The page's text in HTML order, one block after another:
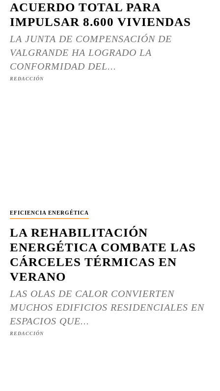
ACUERDO TOTAL PARA
IMPULSAR 8.600 VIVIENDAS
LA JUNTA DE COMPENSACIÓN DE
VALGRANDE HA LOGRADO LA
CONFORMIDAD DEL...
REDACCIÓN
EFICIENCIA ENERGÉTICA
LA REHABILITACIÓN
ENERGÉTICA COMBATE LAS
CÁRCELES TÉRMICAS EN
VERANO
LAS OLAS DE CALOR CONVIERTEN
MUCHOS EDIFICIOS RESIDENCIALES EN
ESPACIOS QUE...
REDACCIÓN